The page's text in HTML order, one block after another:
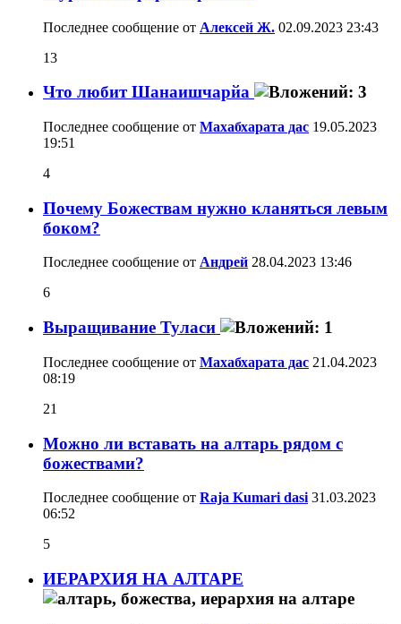
Последнее сообщение от Алексей Ж. 02.09.2023 23:43
13
Что любит Шанаишчарйа
Последнее сообщение от Махабхарата дас 19.05.2023
19:51
4
Почему Божествам нужно кланяться левым
боком?
Последнее сообщение от Aндрей 28.04.2023 13:46
6
Выращивание Туласи
Последнее сообщение от Махабхарата дас 21.04.2023
08:19
21
Можно ли вставать на алтарь рядом с
божествами?
Последнее сообщение от Raja Kumari dasi 31.03.2023
06:52
5
ИЕРАРХИЯ НА АЛТАРЕ